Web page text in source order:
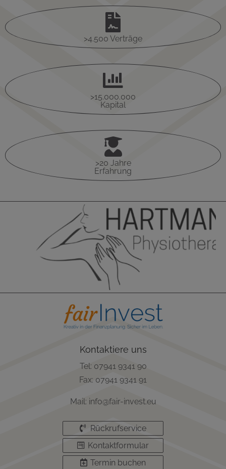

>4.500 Verträge

>15.000.000
Kapital

>20 Jahre
Erfahrung
Kontaktiere uns
Tel: 07941 9341 90
Fax: 07941 9341 91
Mail: info@fair-invest.eu
Rückrufservice
Kontaktformular
Termin buchen